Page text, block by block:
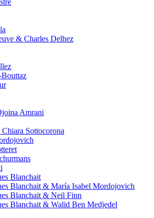
& Charles Delhez
Amrani
Sottocorona
Blanchait
Blanchait & María Isabel Mordojovich
Blanchait & Neil Finn
Blanchait & Walid Ben Medjedel